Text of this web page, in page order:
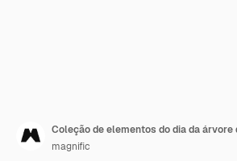
Coleção de elementos do dia da árvore
magnific